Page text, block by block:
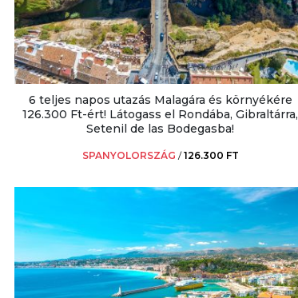
6 teljes napos utazás Malagára és környékére
126.300 Ft-ért! Látogass el Rondába, Gibraltárra,
Setenil de las Bodegasba!
SPANYOLORSZÁG /126.300 FT